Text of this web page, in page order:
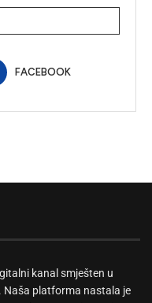
FACEBOOK
kanal smješten u
Naša platforma nastala je